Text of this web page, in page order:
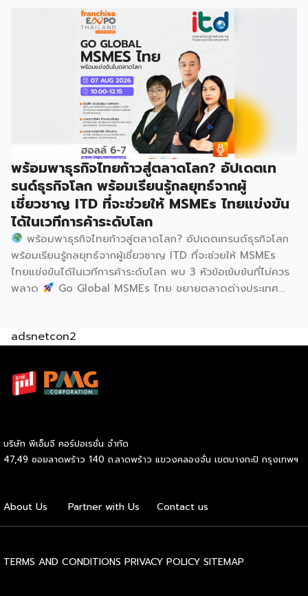
รวมกว่า 250 บูธ บนพื้นที่ 15,000 ตารางเมตร หวังเป็นทาง
เลือกสร้างรายได้เพิ่มและพยุงเศรษฐกิจไทยให้ฟื้นตัว เสิร์ฟครบ
จบในงานด้วยสินเชื่อ และทำเลทองทั่วประเทศ พร้อมเสวนาให้
ความรู้โดยผู้ทรงคุณวุฒิคับคั่ง และกิจกรรมเจรจาจับคู่ธุรกิจทั้งใน
และต่างประเทศ งานจัดต่อเนื่องระหว่างวันที่ 6-9 สิงหาคมนี้ ที่
ฮอลล์ 6-8 อิมแพ็คเมืองทองธานี คาดเม็ดเงินสะพัดในงานราว
220 ล้านบาท นายพูนพงษ์ นัยนาภากรณ์ อธิบดีกรมพัฒนา
ธุรกิจการค้า กระทรวงพาณิชย์ กล่าวว่า งาน ” Franchise Expo
Thailand & Thailand E-Commerce Selection Expo
(TESE 2026) เป็นเวทีแสดงธุรกิจแฟรนไชส์และโซลูชั่นส์แบบครบ
วงจร […]
พร้อมพาธุรกิจไทยก้าวสู่ตลาดโลก? อัปเดตเท
รนด์ธุรกิจโลก พร้อมเรียนรู้กลยุทธ์จากผู้
เชี่ยวชาญ ITD ที่จะช่วยให้ MSMEs ไทยแข่งขัน
ได้ในเวทีการค้าระดับโลก
พร้อมพาธุรกิจไทยก้าวสู่ตลาดโลก? อัปเดตเทรนด์ธุรกิจโลก
พร้อมเรียนรู้กลยุทธ์จากผู้เชี่ยวชาญ ITD ที่จะช่วยให้ MSMEs
ไทยแข่งขันได้ในเวทีการค้าระดับโลก พบ 3 หัวข้อเข้มข้นที่ไม่ควร
พลาด
Go Global MSMEs ไทย ขยายตลาดต่างประเทศ
Commerce เปิดตลาดจีน ติดอาวุธ SMEs ไทย สู่ผู้บริโภค
ธุรกิจ ผู้ประกอบการ และผู้ที่กำลังวางแผนขยายตลาด
สิงหาคม 2569 | 10.00 – 12.15 น.
adsnetcon2
บริษัท พีเอ็มจี คอร์ปอเรชั่น จำกัด
47,49 ซอยลาดพร้าว 140 ถ.ลาดพร้าว แขวงคลองจั่น เขตบางกะปิ กรุงเทพฯ
About Us Partner with Us Contact us
TERMS AND CONDITIONS PRIVACY POLICY SITEMAP